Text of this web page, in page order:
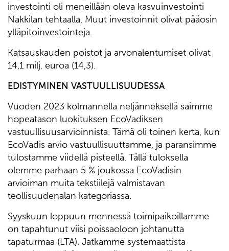
investointi oli meneillään oleva kasvuinvestointi
Nakkilan tehtaalla. Muut investoinnit olivat pääosin
ylläpitoinvestointeja.
Katsauskauden poistot ja arvonalentumiset olivat
14,1 milj. euroa (14,3).
EDISTYMINEN VASTUULLISUUDESSA
Vuoden 2023 kolmannella neljänneksellä saimme
hopeatason luokituksen EcoVadiksen
vastuullisuusarvioinnista. Tämä oli toinen kerta, kun
EcoVadis arvio vastuullisuuttamme, ja paransimme
tulostamme viidellä pisteellä. Tällä tuloksella
olemme parhaan 5 % joukossa EcoVadisin
arvioiman muita tekstiilejä valmistavan
teollisuudenalan kategoriassa.
Syyskuun loppuun mennessä toimipaikoillamme
on tapahtunut viisi poissaoloon johtanutta
tapaturmaa (LTA). Jatkamme systemaattista